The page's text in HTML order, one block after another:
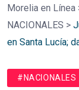
Morelia en Línea
NACIONALES >
en Santa Lucía;
#NACIONALES